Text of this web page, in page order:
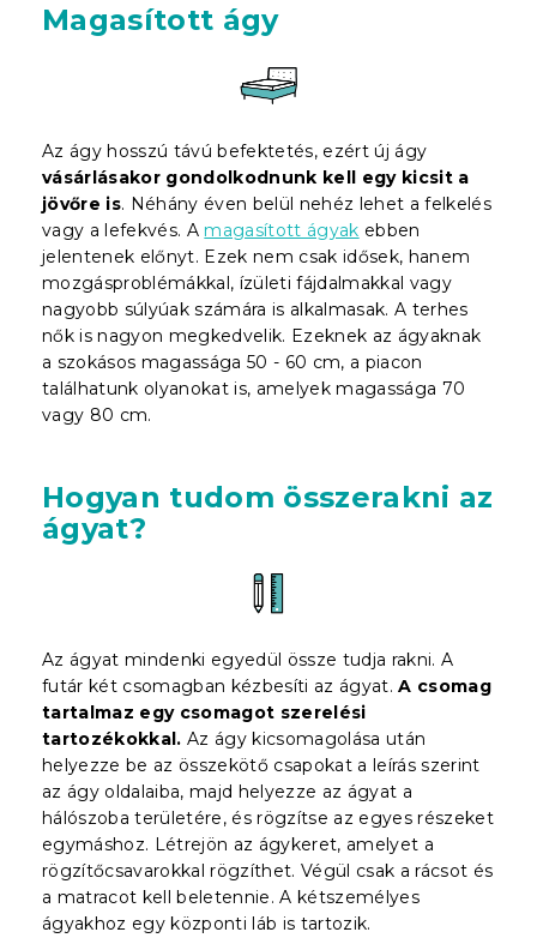
Magasított ágy
Az ágy hosszú távú befektetés, ezért új ágy
vásárlásakor gondolkodnunk kell egy kicsit a
jövőre is. Néhány éven belül nehéz lehet a felkelés
vagy a lefekvés. A magasított ágyak ebben
jelentenek előnyt. Ezek nem csak idősek, hanem
mozgásproblémákkal, ízületi fájdalmakkal vagy
nagyobb súlyúak számára is alkalmasak. A terhes
nők is nagyon megkedvelik. Ezeknek az ágyaknak
a szokásos magassága 50 - 60 cm, a piacon
találhatunk olyanokat is, amelyek magassága 70
vagy 80 cm.
Hogyan tudom összerakni az
ágyat?
Az ágyat mindenki egyedül össze tudja rakni. A
futár két csomagban kézbesíti az ágyat.A csomag
tartalmaz egy csomagot szerelési
tartozékokkal. Az ágy kicsomagolása után
helyezze be az összekötő csapokat a leírás szerint
az ágy oldalaiba, majd helyezze az ágyat a
hálószoba területére, és rögzítse az egyes részeket
egymáshoz. Létrejön az ágykeret, amelyet a
rögzítőcsavarokkal rögzíthet. Végül csak a rácsot és
a matracot kell beletennie. A kétszemélyes
ágyakhoz egy központi láb is tartozik.